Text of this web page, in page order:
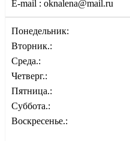
E-mail : oknalena@mail.ru
Понедельник:
Вторник.:
Среда.:
Четверг.:
Пятница.:
Суббота.:
Воскресенье.: